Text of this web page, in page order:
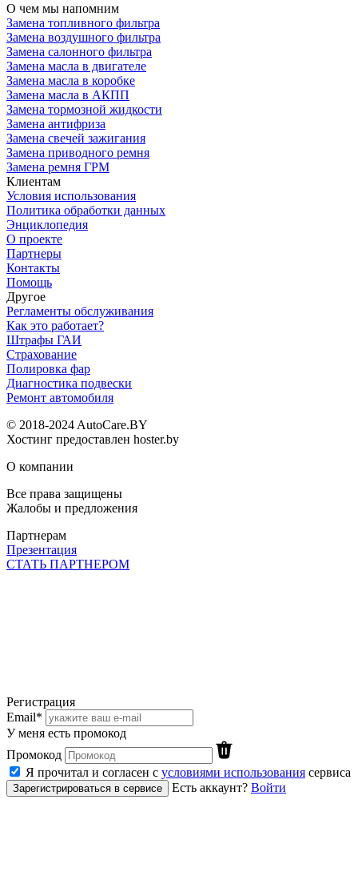
О чем мы напомним
Замена топливного фильтра
Замена воздушного фильтра
Замена салонного фильтра
Замена масла в двигателе
Замена масла в коробке
Замена масла в АКПП
Замена тормозной жидкости
Замена антифриза
Замена свечей зажигания
Замена приводного ремня
Замена ремня ГРМ
Клиентам
Условия использования
Политика обработки данных
Энциклопедия
О проекте
Партнеры
Контакты
Помощь
Другое
Регламенты обслуживания
Как это работает?
Штрафы ГАИ
Страхование
Полировка фар
Диагностика подвески
Ремонт автомобиля
© 2018-2024 AutoCare.BY
Хостинг предоставлен hoster.by
О компании
Все права защищены
Жалобы и предложения
Партнерам
Презентация
СТАТЬ ПАРТНЕРОМ
Регистрация
Email*
У меня есть промокод
Промокод
Я прочитал и согласен с условиями использования сервиса
Зарегистрироваться в сервисе Есть аккаунт? Войти